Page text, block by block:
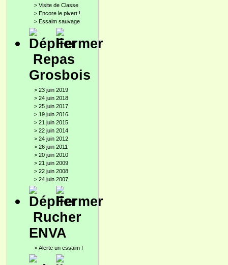
> Visite de Classe
> Encore le pivert !
> Essaim sauvage
Repas
Grosbois
> 23 juin 2019
> 24 juin 2018
> 25 juin 2017
> 19 juin 2016
> 21 juin 2015
> 22 juin 2014
> 24 juin 2012
> 26 juin 2011
> 20 juin 2010
> 21 juin 2009
> 22 juin 2008
> 24 juin 2007
Rucher
ENVA
> Alerte un essaim !